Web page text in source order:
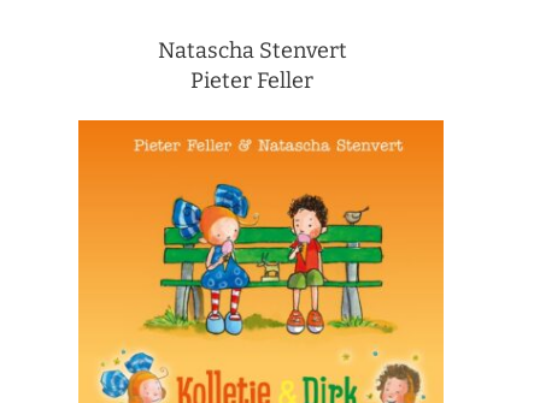
Natascha Stenvert
Pieter Feller